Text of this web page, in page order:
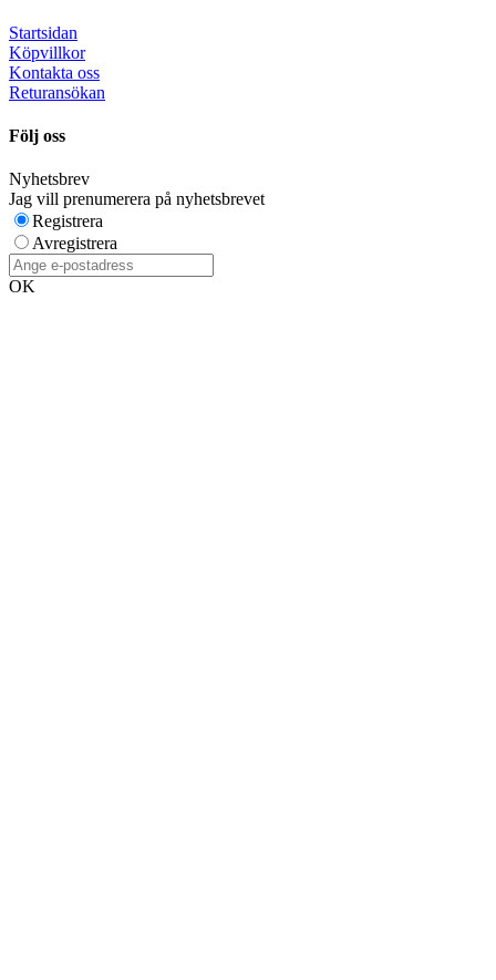
Startsidan
Köpvillkor
Kontakta oss
Returansökan
Följ oss
Nyhetsbrev
Jag vill prenumerera på nyhetsbrevet
Registrera
Avregistrera
OK